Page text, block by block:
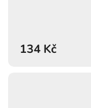
134 Kč